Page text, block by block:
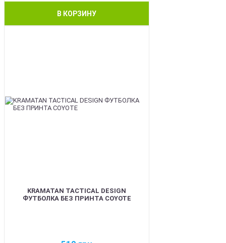
В КОРЗИНУ
KRAMATAN TACTICAL DESIGN
ФУТБОЛКА БЕЗ ПРИНТА COYOTE